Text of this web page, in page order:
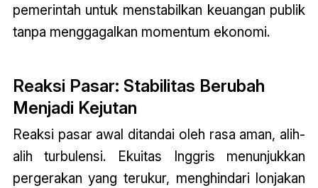
pemerintah untuk menstabilkan keuangan publik
tanpa menggagalkan momentum ekonomi.
Reaksi Pasar: Stabilitas Berubah
Menjadi Kejutan
Reaksi pasar awal ditandai oleh rasa aman, alih-
alih turbulensi. Ekuitas Inggris menunjukkan
pergerakan yang terukur, menghindari lonjakan